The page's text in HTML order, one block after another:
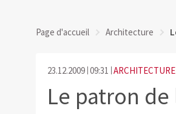
Page d'accueil Architecture
23.12.2009 09:31 ARCHITECTURE
Le patron